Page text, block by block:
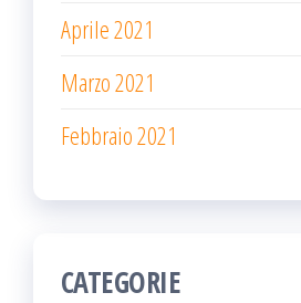
Aprile 2021
Marzo 2021
Febbraio 2021
CATEGORIE